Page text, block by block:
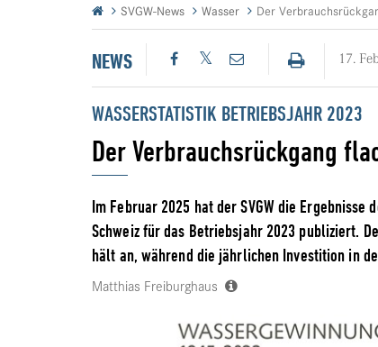
SVGW-News Wasser Der
NEWS 17.
WASSERSTATISTIK BETRIEBSJAHR 2023
Der Verbrauchsrückgang
Im Februar 2025 hat der SVGW die
Schweiz für das Betriebsjahr 2023 publiziert.
hält an, während die jährlichen Investition in
Matthias Freiburghaus